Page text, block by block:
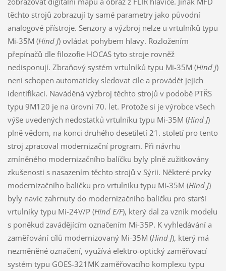
těchto strojů zobrazují ty samé parametry jako původní
analogové přístroje. Senzory a výzbroj nelze u vrtulníků typu
Mi-35M (Hind J) ovládat pohybem hlavy. Rozložením
přepínačů dle filozofie HOCAS tyto stroje rovněž
nedisponují. Zbraňový systém vrtulníků typu Mi-35M (Hind J)
není schopen automaticky sledovat cíle a provádět jejich
identifikaci. Naváděná výzbroj těchto strojů v podobě PTŘS
typu 9M120 je na úrovni 70. let. Protože si je výrobce všech
výše uvedených nedostatků vrtulníku typu Mi-35M (Hind J)
plně vědom, na konci druhého desetiletí 21. století pro tento
stroj zpracoval modernizační program. Při návrhu
zmíněného modernizačního balíčku byly plně zužitkovány
zkušenosti s nasazením těchto strojů v Sýrii. Některé prvky
modernizačního balíčku pro vrtulníku typu Mi-35M (Hind J)
byly navíc zahrnuty do modernizačního balíčku pro starší
vrtulníky typu Mi-24V/P (Hind E/F), který dal za vznik modelu
s poněkud zavádějícím označením Mi-35P. K vyhledávání a
zaměřování cílů modernizovaný Mi-35M (Hind J), který má
nezměněné označení, využívá elektro-optický zaměřovací
systém typu GOES-321MK zaměřovacího komplexu typu